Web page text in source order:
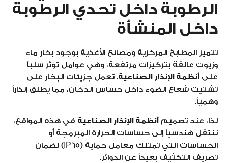
الرطوبة داخل تحدي الرطوبة
داخل المنشأة
تتميز المطابخ المركزية ومصانع الأغذية بوجود بخار ماء
وزيوت عالقة بتركيزات مرتفعة، وهي عوامل تؤثر سلباً
على أنظمة الإنذار الصناعية. تعمل جزيئات البخار على
تشتيت شعاع الضوء داخل حساس الدخان، مما يطلق إنذاراً
وهمياً.
لذا، عند تصميم أنظمة الإنذار الصناعية في هذه المواقع،
ننتقل هندسياً إلى حساسات الحرارة المبرمجة أو
الحساسات التي تمتلك معامل حماية (IP65) لضمان
تصريف التكثيف بعيداً عن الدوائر.